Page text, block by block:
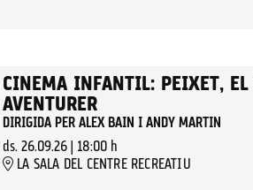
CINEMA INFANTIL: PEIXET, EL
AVENTURER
DIRIGIDA PER ALEX BAIN I ANDY MARTIN
ds. 26.09.26| 18:00 h
LA SALA DEL CENTRE RECREATIU